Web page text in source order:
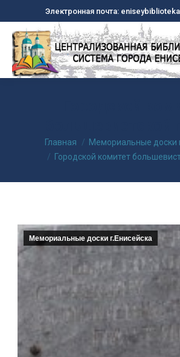
Электронная почта:
Вы здесь:Главная
Мемориальные доски
Городской комитет
Мемориальные доски г.Енисейска